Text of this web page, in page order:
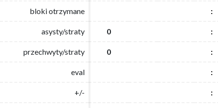
bloki otrzymane :
asysty/straty 0 :
przechwyty/straty 0 :
eval :
+/- :
bloki otrzymane :
asysty/straty 0 :
przechwyty/straty 0 :
eval :
+/- :